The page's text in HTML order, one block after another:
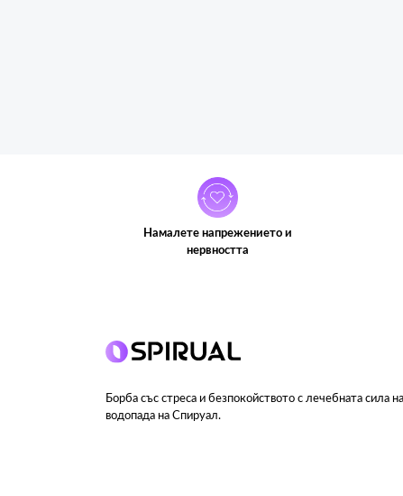
Намалете напрежението и
нервността
Борба със стреса и безпокойството с лечебната сила
водопада на Спируал.